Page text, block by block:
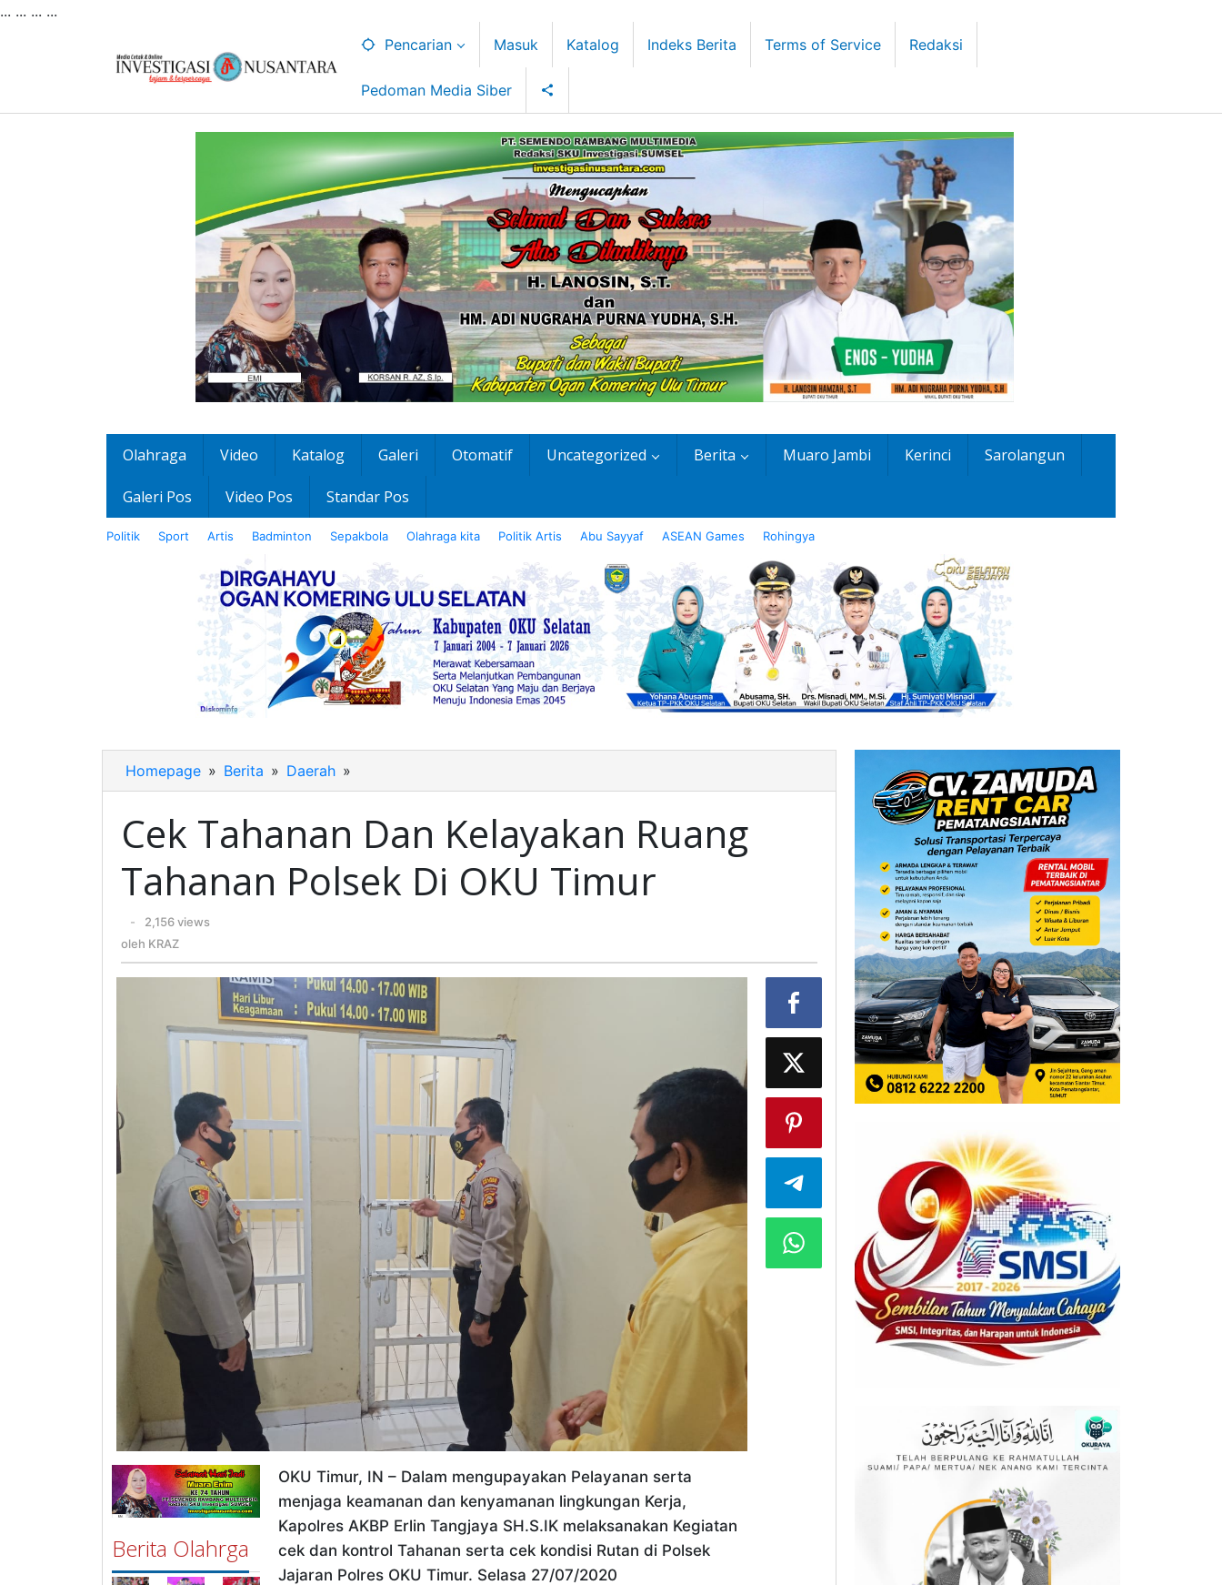
... ... ... ...
Pencarian Masuk Katalog Indeks Berita Terms of Service Redaksi
Pedoman Media Siber
Olahraga Video Katalog Galeri Otomatif Uncategorized Berita Muaro Jambi Kerinci Sarolangun
Galeri Pos Video Pos Standar Pos
Politik Sport Artis Badminton Sepakbola Olahraga kita Politik Artis Abu Sayyaf ASEAN Games Rohingya
Homepage » Berita » Daerah »
Tahanan
Kelayakan
Tahanan
Timur
Cek Tahanan Dan Kelayakan Ruang
Tahanan Polsek Di OKU Timur
oleh
KRAZ
-
2,156 views
oleh KRAZ
Berita Olahrga
OKU Timur, IN – Dalam mengupayakan Pelayanan serta
menjaga keamanan dan kenyamanan lingkungan Kerja,
Kapolres AKBP Erlin Tangjaya SH.S.IK melaksanakan Kegiatan
cek dan kontrol Tahanan serta cek kondisi Rutan di Polsek
Jajaran Polres OKU Timur. Selasa 27/07/2020